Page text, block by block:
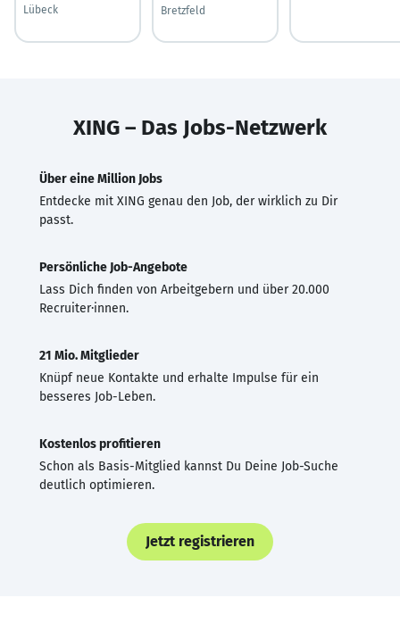
Lübeck
Bretzfeld
XING – Das Jobs-Netzwerk
Über eine Million Jobs
Entdecke mit XING genau den Job, der wirklich zu Dir
passt.
Persönliche Job-Angebote
Lass Dich finden von Arbeitgebern und über 20.000
Recruiter·innen.
21 Mio. Mitglieder
Knüpf neue Kontakte und erhalte Impulse für ein
besseres Job-Leben.
Kostenlos profitieren
Schon als Basis-Mitglied kannst Du Deine Job-Suche
deutlich optimieren.
Jetzt registrieren